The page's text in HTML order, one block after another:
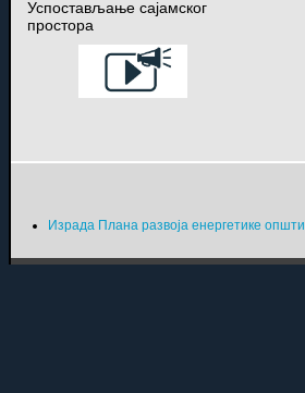
Успостављање сајамског
простора
Израда Плана развоја енергетике